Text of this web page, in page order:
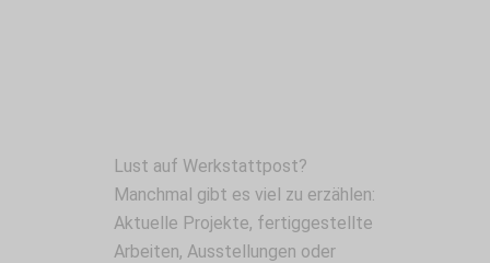
Lust auf Werkstattpost?
Manchmal gibt es viel zu erzählen:
Aktuelle Projekte, fertiggestellte
Arbeiten, Ausstellungen oder